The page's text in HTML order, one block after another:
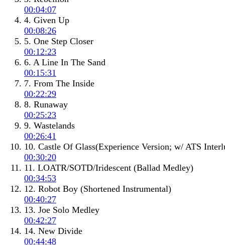
00:04:07
4. Given Up
00:08:26
5. One Step Closer
00:12:23
6. A Line In The Sand
00:15:31
7. From The Inside
00:22:29
8. Runaway
00:25:23
9. Wastelands
00:26:41
10. Castle Of Glass(Experience Version; w/ ATS
00:30:20
11. LOATR/SOTD/Iridescent (Ballad Medley)
00:34:53
12. Robot Boy (Shortened Instrumental)
00:40:27
13. Joe Solo Medley
00:42:27
14. New Divide
00:44:48